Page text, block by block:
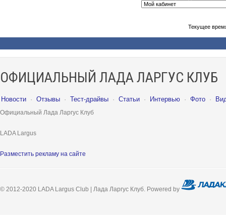
Текущее
ОФИЦИАЛЬНЫЙ ЛАДА ЛАРГУС КЛУБ
Новости · Отзывы · Тест-драйвы · Статьи · Интервью · Фото ·
Официальный Лада Ларгус Клуб
LADA Largus
Разместить рекламу на сайте
© 2012-2020 LADA Largus Club | Лада Ларгус Клуб. Powered by